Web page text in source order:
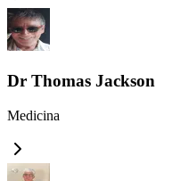
Dr Thomas Jackson
Medicina